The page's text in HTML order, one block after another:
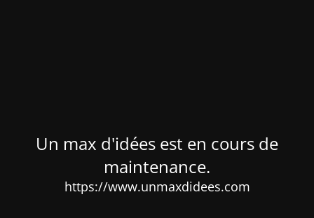
Un max d'idées est en cours de
maintenance.
https://www.unmaxdidees.com